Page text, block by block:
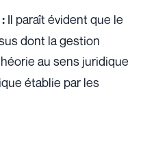
: Il paraît évident que le
dont la gestion
au sens juridique
établie par les